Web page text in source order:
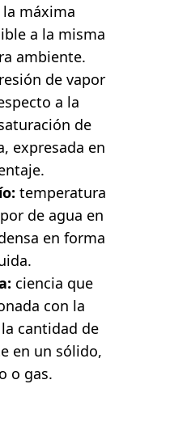
máxima
a la misma
ambiente.
de vapor
a la
de
expresada en
temperatura
de agua en
en forma
ciencia que
con la
cantidad de
en un sólido,
o gas.